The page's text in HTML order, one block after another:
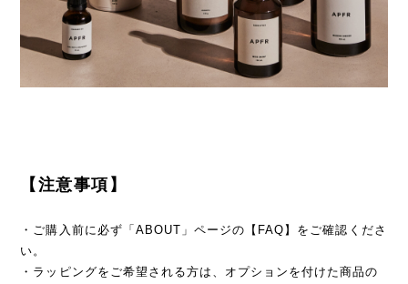
【注意事項】
・ご購入前に必ず「ABOUT」ページの【FAQ】をご確認くださ
い。
・ラッピングをご希望される方は、オプションを付けた商品の